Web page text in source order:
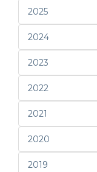
2025
2024
2023
2022
2021
2020
2019